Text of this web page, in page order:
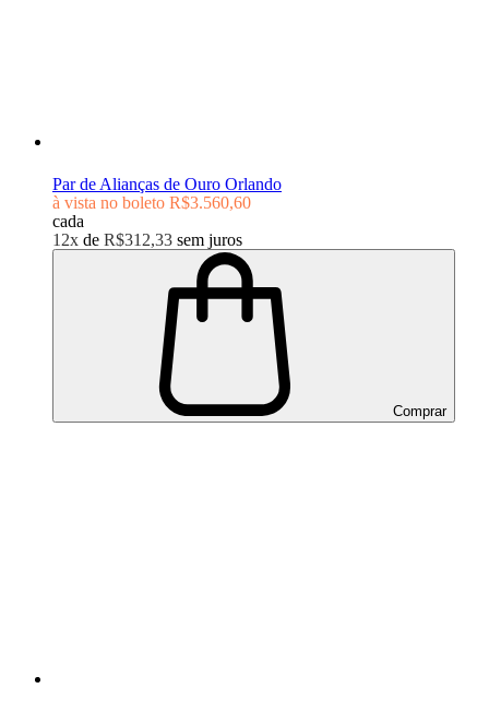
Par de Alianças de Ouro Orlando
à vista no boleto R$3.560,60
cada
12x de R$312,33 sem juros
Comprar